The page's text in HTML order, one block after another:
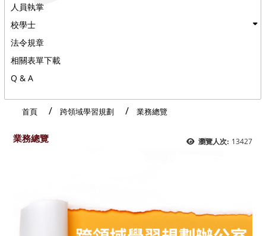
人員執掌
校學士
法令規章
相關表單下載
Q & A
首頁 跨領域學習規劃 業務總覽
瀏覽人次: 13427
業務總覽